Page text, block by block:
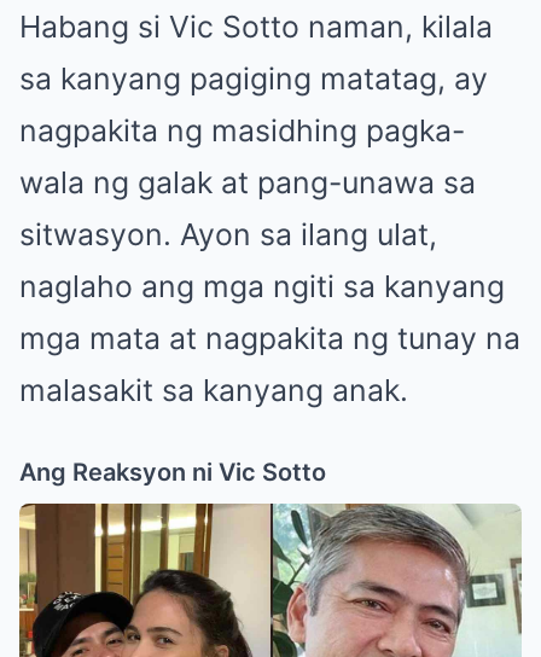
Habang si Vic Sotto naman, kilala
sa kanyang pagiging matatag, ay
nagpakita ng masidhing pagka-
wala ng galak at pang-unawa sa
sitwasyon. Ayon sa ilang ulat,
naglaho ang mga ngiti sa kanyang
mga mata at nagpakita ng tunay na
malasakit sa kanyang anak.
Ang Reaksyon ni Vic Sotto